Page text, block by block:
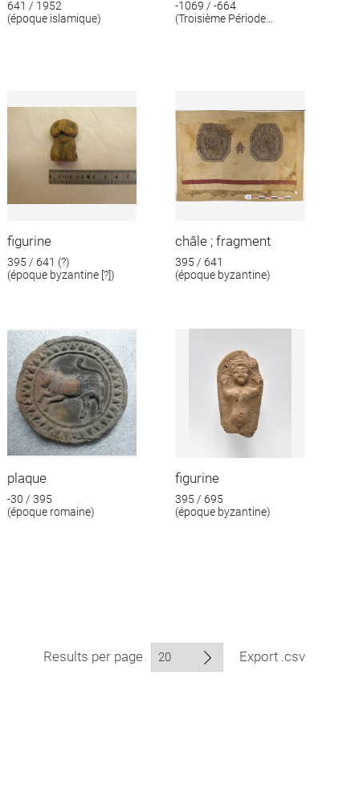
641 / 1952
(époque islamique)
-1069 / -664
(Troisième Période
figurine
395 / 641 (?)
(époque byzantine [?])
châle ; fragment
395 / 641
(époque byzantine)
plaque
-30 / 395
(époque romaine)
figurine
395 / 695
(époque byzantine)
Results per page Export .csv